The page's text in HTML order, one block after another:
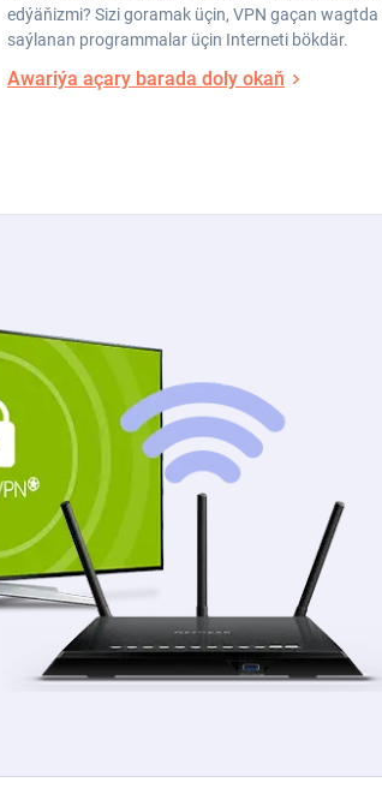
edýäňizmi? Sizi goramak üçin, VPN gaçan wagtda
saýlanan programmalar üçin Interneti bökdär.
Awariýa açary barada doly okaň